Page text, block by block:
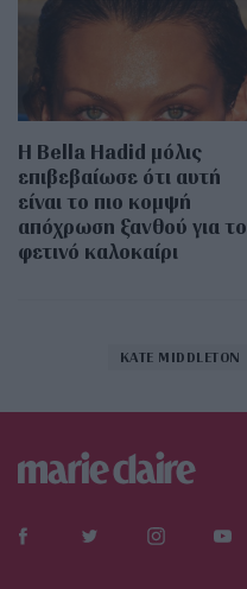
Η Bella Hadid μόλις
επιβεβαίωσε ότι αυτή
είναι το πιο κομψή
απόχρωση ξανθού για το
φετινό καλοκαίρι
KATE MIDDLETON